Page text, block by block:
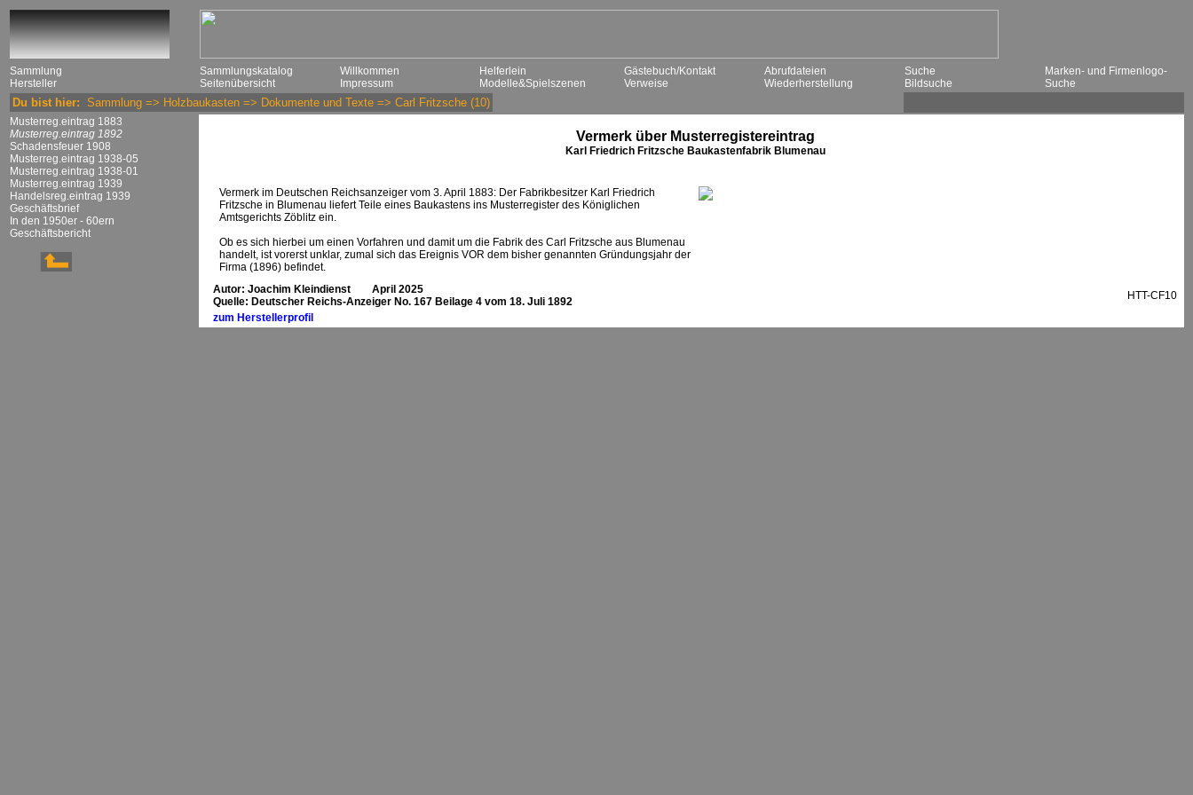
Sammlung
Hersteller
Sammlungskatalog
Seitenübersicht
Willkommen
Impressum
Helferlein
Modelle&Spielszenen
Gästebuch/Kontakt
Verweise
Abrufdateien
Wiederherstellung
Suche
Bildsuche
Marken- und Firmenlogo-
Suche
Du bist hier: Sammlung => Holzbaukasten => Dokumente und Texte => Carl Fritzsche (10)
Musterreg.eintrag 1883
Musterreg.eintrag 1892
Schadensfeuer 1908
Musterreg.eintrag 1938-05
Musterreg.eintrag 1938-01
Musterreg.eintrag 1939
Handelsreg.eintrag 1939
Geschäftsbrief
In den 1950er - 60ern
Geschäftsbericht
Vermerk über Musterregistereintrag
Karl Friedrich Fritzsche Baukastenfabrik Blumenau
Vermerk im Deutschen Reichsanzeiger vom 3. April 1883: Der Fabrikbesitzer Karl Friedrich
Fritzsche in Blumenau liefert Teile eines Baukastens ins Musterregister des Königlichen
Amtsgerichts Zöblitz ein.
Ob es sich hierbei um einen Vorfahren und damit um die Fabrik des Carl Fritzsche aus Blumenau
handelt, ist vorerst unklar, zumal sich das Ereignis VOR dem bisher genannten Gründungsjahr der
Firma (1896) befindet.
Autor: Joachim Kleindienst April 2025
Quelle: Deutscher Reichs-Anzeiger No. 167 Beilage 4 vom 18. Juli 1892
HTT-CF10
zum Herstellerprofil